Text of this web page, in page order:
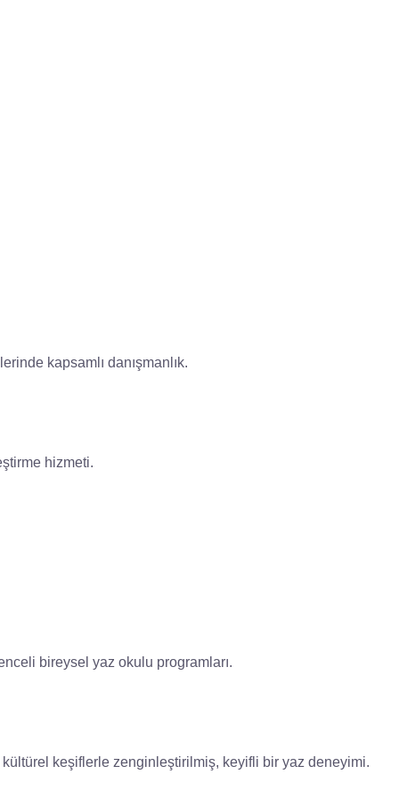
kapsamlı danışmanlık.
hizmeti.
bireysel yaz okulu programları.
keşiflerle zenginleştirilmiş, keyifli bir yaz deneyimi.